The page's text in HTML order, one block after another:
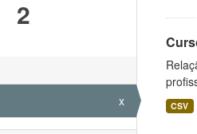
2
x CSV